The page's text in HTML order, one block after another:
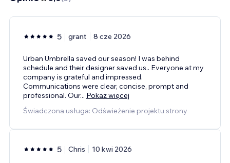
5 grant 8 cze 2026
Urban Umbrella saved our season! I was behind
schedule and their designer saved us.. Everyone at my
company is grateful and impressed.
Communications were clear, concise, prompt and
professional. Our... Pokaż więcej
Świadczona usługa: Odświeżenie projektu strony
5 Chris 10 kwi 2026